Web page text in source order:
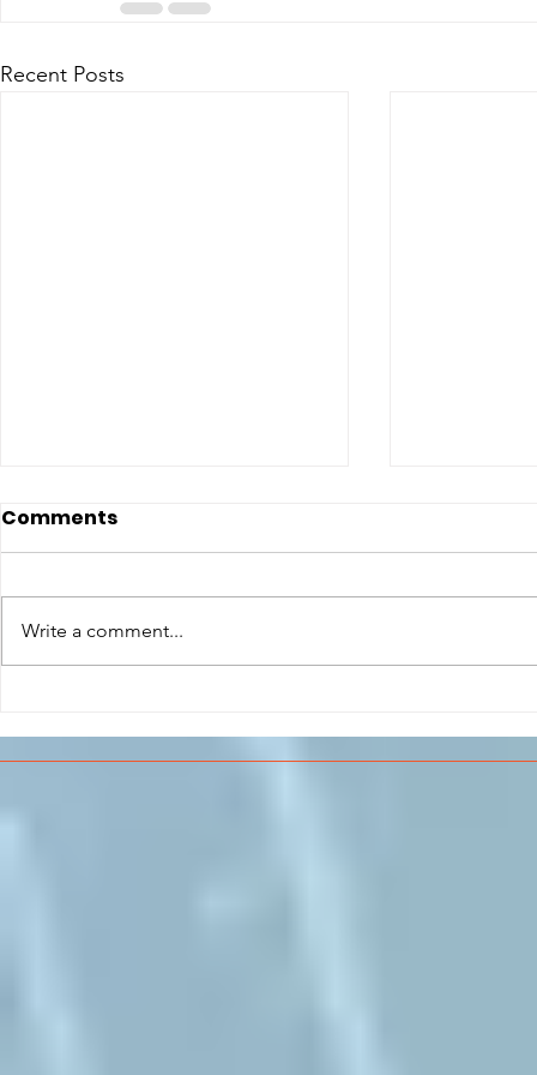
Recent Posts
PERCORSO DI
FORMAZIONE SCUOLA
superiori
Comments
Write a comment...